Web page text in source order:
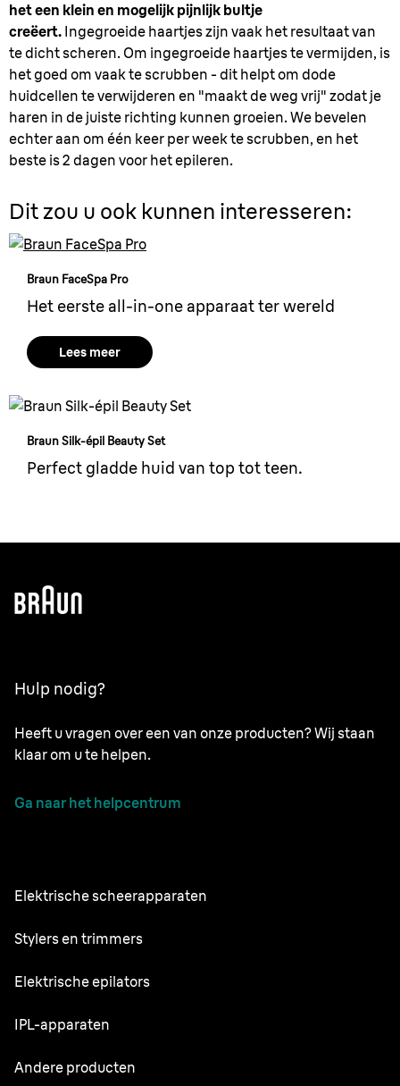
het een klein en mogelijk pijnlijk bultje
creëert. Ingegroeide haartjes zijn vaak het resultaat van
te dicht scheren. Om ingegroeide haartjes te vermijden, is
het goed om vaak te scrubben - dit helpt om dode
huidcellen te verwijderen en "maakt de weg vrij" zodat je
haren in de juiste richting kunnen groeien. We bevelen
echter aan om één keer per week te scrubben, en het
beste is 2 dagen voor het epileren.
Dit zou u ook kunnen interesseren:
Braun FaceSpa Pro
Het eerste all-in-one apparaat ter wereld
Lees meer
Braun Silk-épil Beauty Set
Perfect gladde huid van top tot teen.
Hulp nodig?
Heeft u vragen over een van onze producten? Wij staan
klaar om u te helpen.
Ga naar het helpcentrum
Elektrische scheerapparaten
Series 9 Pro
Series 3
Stylers en trimmers
Professionele baardtrimmer
Series X
Elektrische epilators
Silk·épil SkinSpa
IPL-apparaten
Skin i·expert
Andere producten